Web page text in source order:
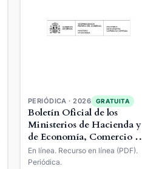
PERIÓDICA · 2026 GRATUITA
Boletín Oficial de los
Ministerios de Hacienda y
de Economía, Comercio y
Empresa
En línea. Recurso en línea (PDF).
Periódica.